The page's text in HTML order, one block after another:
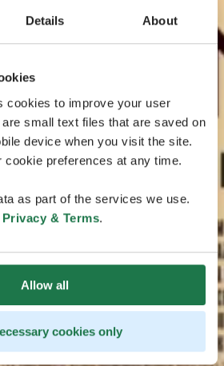
Details About
cookies to improve your user
small text files that are saved on
device when you visit the site.
cookie preferences at any time.
as part of the services we use.
& Terms.
Allow all
cookies only